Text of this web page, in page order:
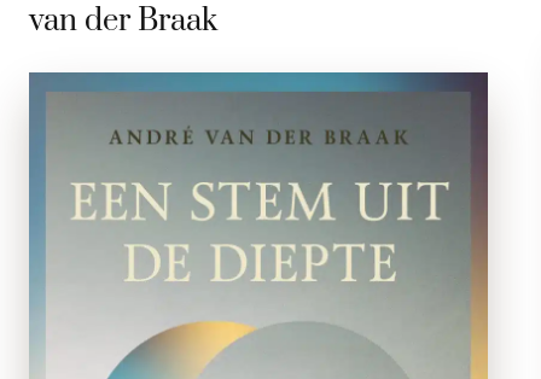
van der Braak